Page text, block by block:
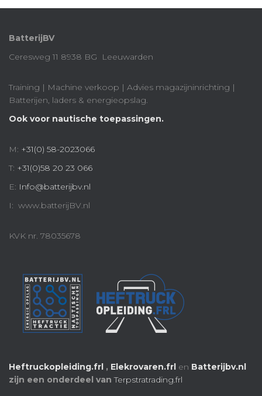
BatterijBV
Ceresweg 11 8938 BG Leeuwarden
Training | Machine verkoop | Advies magazijninrichting |
Batterijen, laders & energieopslag.
Ook voor nautische toepassingen.
M: +31(0) 58-2023066
T: +31(0)58 20 23 066
E: Info@batterijbv.nl
I: www.batterijBV.nl
KVK nr. 78035678
Heftruckopleiding.frl , Elekrovaren.frl en Batterijbv.nl
zijn een onderdeel vanTerpstratrading.frl